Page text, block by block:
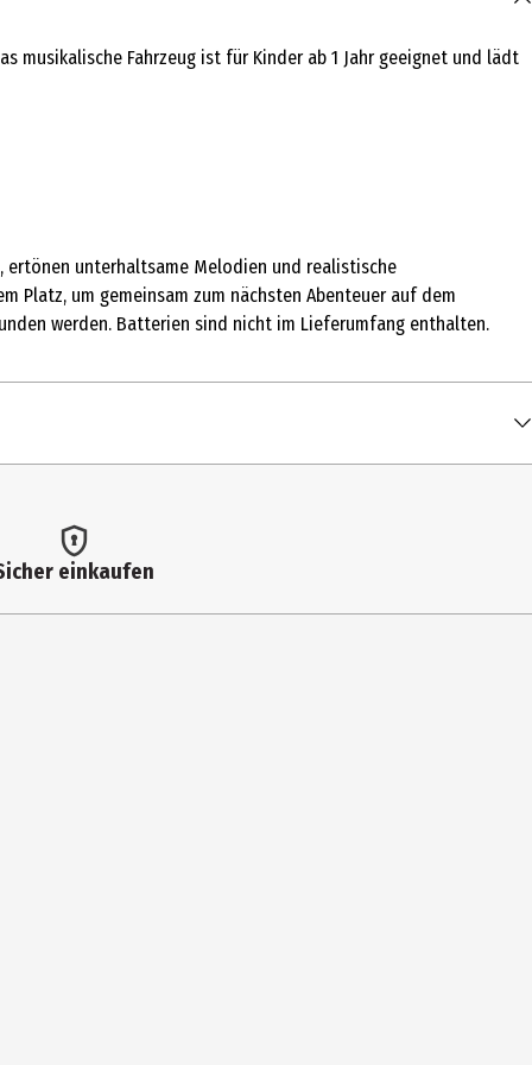
musikalische Fahrzeug ist für Kinder ab 1 Jahr geeignet und lädt
ertönen unterhaltsame Melodien und realistische
Platz, um gemeinsam zum nächsten Abenteuer auf dem
werden. Batterien sind nicht im Lieferumfang enthalten.
einkaufen